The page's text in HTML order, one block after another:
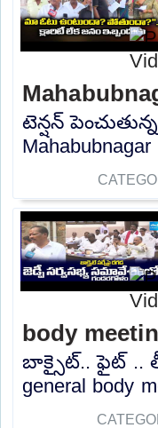
టెన్షన్
body
బాక్సైట్.. ఫైట్ ..
general body